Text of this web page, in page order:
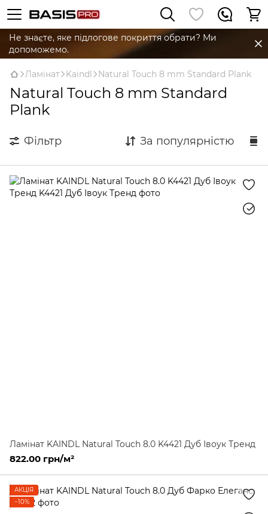
Не знаєте, яке підлогове покриття обрати? Ми
допоможемо.
Ламінат Kaindl Natural Touch 8 mm Standard Plank
Natural Touch 8 mm Standard
Plank
Фільтр За популярністю
Ламінат KAINDL Natural Touch 8.0 K4421 Дуб Івоук Тренд
822.00 грн/м²
АКЦІЯ
−10%